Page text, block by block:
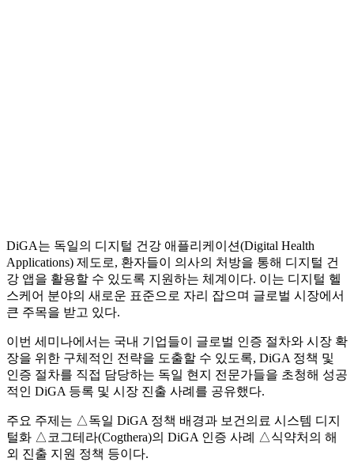
DiGA는 독일의 디지털 건강 애플리케이션(Digital Health
Applications) 제도로, 환자들이 의사의 처방을 통해 디지털 건
강 앱을 활용할 수 있도록 지원하는 체계이다. 이는 디지털 헬
스케어 분야의 새로운 표준으로 자리 잡으며 글로벌 시장에서
큰 주목을 받고 있다.
이번 세미나에서는 국내 기업들이 글로벌 인증 절차와 시장 확
장을 위한 구체적인 전략을 도출할 수 있도록, DiGA 정책 및
인증 절차를 직접 담당하는 독일 현지 전문가들을 초청해 성공
적인 DiGA 등록 및 시장 진출 사례를 공유했다.
주요 주제는 △독일 DiGA 정책 배경과 보건의료 시스템 디지
털화 △코그테라(Cogthera)의 DiGA 인증 사례 △식약처의 해
외 진출 지원 정책 등이다.